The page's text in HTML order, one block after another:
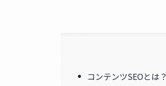
コンテンツSEOとは？